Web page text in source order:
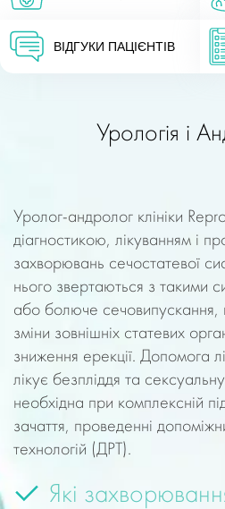
ВІДГУКИ ПАЦІЄНТІВ
Урологія і
Уролог-андролог клініки
діагностикою, лікуванням і
захворювань сечостатевої
нього звертаються з такими
або болюче сечовипускання,
зміни зовнішніх статевих
зниження ерекції. Допомога
лікує безпліддя та
необхідна при комплексній
зачаття, проведенні
технологій (ДРТ).
Які